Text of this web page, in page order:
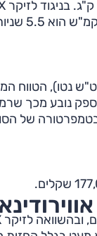
פער ההספק
של